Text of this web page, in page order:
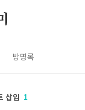
방명록
삽입 1